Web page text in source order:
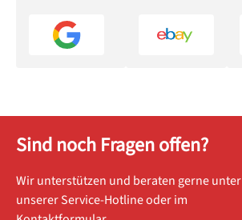
Sind noch Fragen offen?
Wir unterstützen und beraten gerne unter
unserer Service-Hotline oder im